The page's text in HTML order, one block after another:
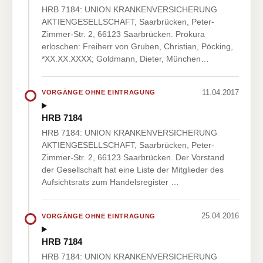
HRB 7184: UNION KRANKENVERSICHERUNG
AKTIENGESELLSCHAFT, Saarbrücken, Peter-
Zimmer-Str. 2, 66123 Saarbrücken. Prokura
erloschen: Freiherr von Gruben, Christian, Pöcking,
*XX.XX.XXXX; Goldmann, Dieter, München…
VORGÄNGE OHNE EINTRAGUNG 11.04.2017
HRB 7184
HRB 7184: UNION KRANKENVERSICHERUNG
AKTIENGESELLSCHAFT, Saarbrücken, Peter-
Zimmer-Str. 2, 66123 Saarbrücken. Der Vorstand
der Gesellschaft hat eine Liste der Mitglieder des
Aufsichtsrats zum Handelsregister …
VORGÄNGE OHNE EINTRAGUNG 25.04.2016
HRB 7184
HRB 7184: UNION KRANKENVERSICHERUNG